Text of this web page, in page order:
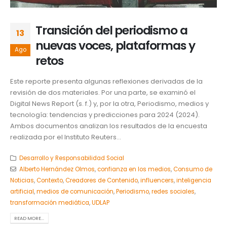
13
Ago
Transición del periodismo a
nuevas voces, plataformas y
retos
Este reporte presenta algunas reflexiones derivadas de la
revisión de dos materiales. Por una parte, se examinó el
Digital News Report (s. f.) y, por la otra, Periodismo, medios y
tecnología: tendencias y predicciones para 2024 (2024).
Ambos documentos analizan los resultados de la encuesta
realizada por el Instituto Reuters...
Desarrollo y Responsabilidad Social
Alberto Hernández Olmos,confianza en los medios,Consumo de
Noticias,Contexto,Creadores de Contenido,influencers,inteligencia
artificial,medios de comunicación,Periodismo,redes sociales,
transformación mediática,UDLAP
READ MORE...